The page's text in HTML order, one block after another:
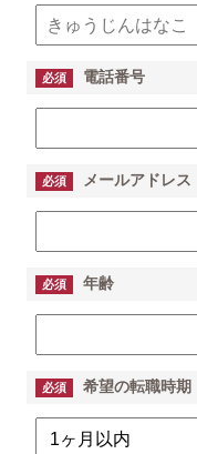
必須 電話番号
必須 メールアドレス
必須 年齢
必須 希望の転職時期